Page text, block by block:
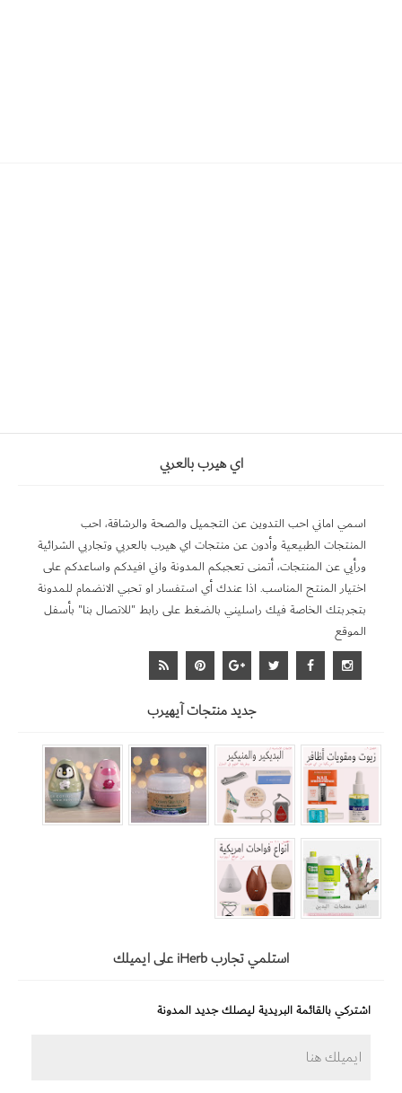
اي هيرب بالعربي
اسمي اماني احب التدوين عن التجميل والصحة والرشاقة، احب
المنتجات الطبيعية وأدون عن منتجات اي هيرب بالعربي وتجاربي الشرائية
ورأيي عن المنتجات، أتمنى تعجبكم المدونة واني افيدكم واساعدكم على
اختيار المنتج المناسب. اذا عندك أي استفسار او تحبي الانضمام للمدونة
بتجربتك الخاصة فيك راسليني بالضغط على رابط "للاتصال بنا" بأسفل
الموقع
جديد منتجات آيهيرب
استلمي تجارب iHerb على ايميلك
اشتركي بالقائمة البريدية ليصلك جديد المدونة